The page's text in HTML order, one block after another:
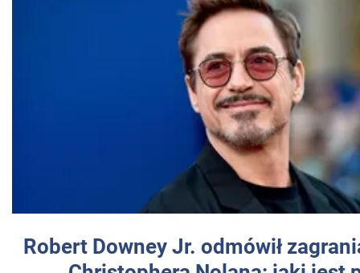
Robert Downey Jr. odmówił